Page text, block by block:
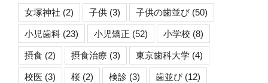
女塚神社 (2) 子供 (3) 子供の歯並び (50)
小児歯科 (23) 小児矯正 (52) 小学校 (8)
摂食 (2) 摂食治療 (3) 東京歯科大学 (4)
校医 (3) 桜 (2) 検診 (3) 歯並び (12)